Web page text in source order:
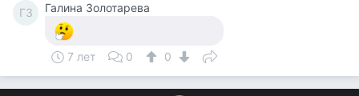
ГЗ Галина Золотарева
7 лет 0 0